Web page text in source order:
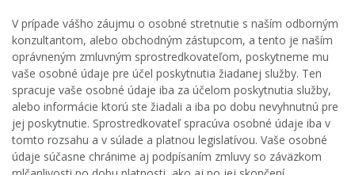
V prípade vášho záujmu o osobné stretnutie s naším odborným
konzultantom, alebo obchodným zástupcom, a tento je naším
oprávneným zmluvným sprostredkovateľom, poskytneme mu
vaše osobné údaje pre účel poskytnutia žiadanej služby. Ten
spracuje vaše osobné údaje iba za účelom poskytnutia služby,
alebo informácie ktorú ste žiadali a iba po dobu nevyhnutnú pre
jej poskytnutie. Sprostredkovateľ spracúva osobné údaje iba v
tomto rozsahu a v súlade a platnou legislatívou. Vaše osobné
údaje súčasne chránime aj podpísaním zmluvy so záväzkom